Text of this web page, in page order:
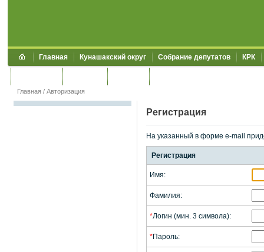
Главная Кунашакский округ Собрание депутатов КРК
Главная / Авторизация
Регистрация
На указанный в форме e-mail
Регистрация
Имя:
Фамилия:
*Логин (мин. 3 символа):
*Пароль: